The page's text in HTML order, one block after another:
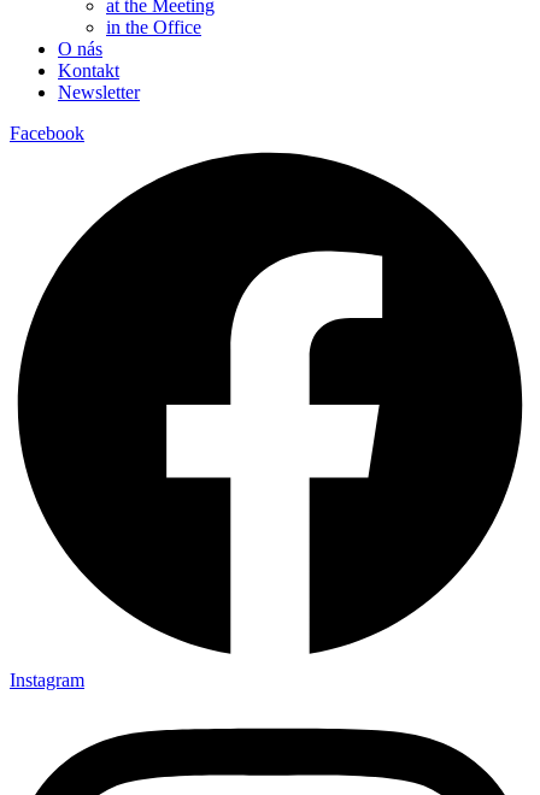
at the Meeting
in the Office
O nás
Kontakt
Newsletter
Facebook
Instagram